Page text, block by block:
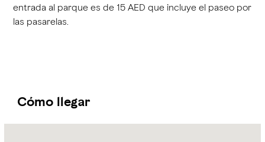
entrada al parque es de 15 AED que incluye el paseo por
las pasarelas.
Cómo llegar